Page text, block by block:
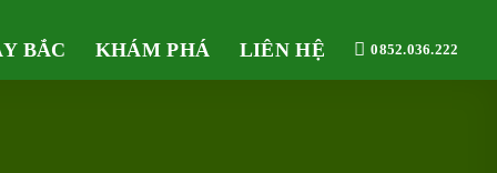
BẮC KHÁM PHÁ LIÊN HỆ 0852.036.222